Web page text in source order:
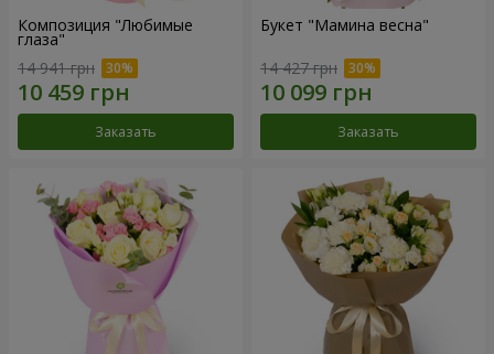
Композиция "Любимые
глаза"
14 941 грн
Заказать
Букет "Мамина весна"
14 427 грн
Заказать